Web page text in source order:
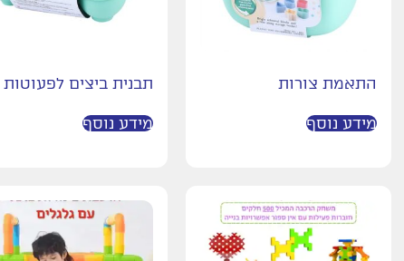
התאמת צורות
מידע נוסף
תבנית ביצים לפעוטות
מידע נוסף